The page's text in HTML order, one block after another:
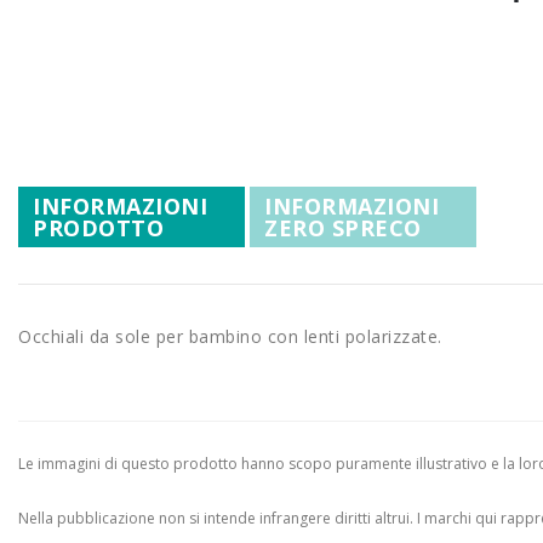
immagini
INFORMAZIONI
PRODOTTO
Occhiali da sole per bambino con lenti polarizzate.
INFORMAZIONI
ZERO SPRECO
Le immagini di questo prodotto hanno scopo puramente illustrativo e la
Nella pubblicazione non si intende infrangere diritti altrui. I marchi qui